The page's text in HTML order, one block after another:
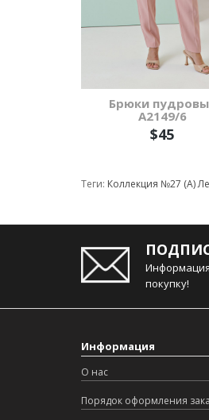
Брюки
А2149/6
$45
Теги: Коллекция №27 (А)
покупку!
Информация
О нас
Порядок оформления